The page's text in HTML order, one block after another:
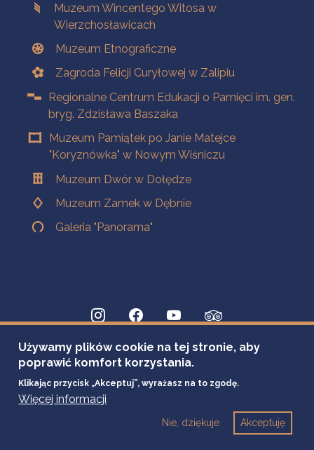
Muzeum Wincentego Witosa w
Wierzchosławicach
Muzeum Etnograficzne
Zagroda Felicji Curyłowej w Zalipiu
Regionalne Centrum Edukacji o Pamięci im. gen.
bryg. Zdzisława Baszaka
Muzeum Pamiątek po Janie Matejce
"Koryznówka" w Nowym Wiśniczu
Muzeum Dwór w Dołędze
Muzeum Zamek w Dębnie
Galeria "Panorama"
Używamy plików cookie na tej stronie, aby
poprawić komfort korzystania.
Klikając przycisk „Akceptuj”, wyrażasz na to zgodę.
Więcej informacji
Akceptuję
Nie, dziękuje